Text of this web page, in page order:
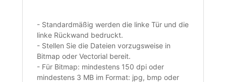
- Standardmäßig werden die linke Tür und die
linke Rückwand bedruckt.
- Stellen Sie die Dateien vorzugsweise in
Bitmap oder Vectorial bereit.
- Für Bitmap: mindestens 150 dpi oder
mindestens 3 MB im Format: jpg, bmp oder